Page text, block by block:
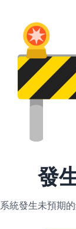
發
系統發生未預期